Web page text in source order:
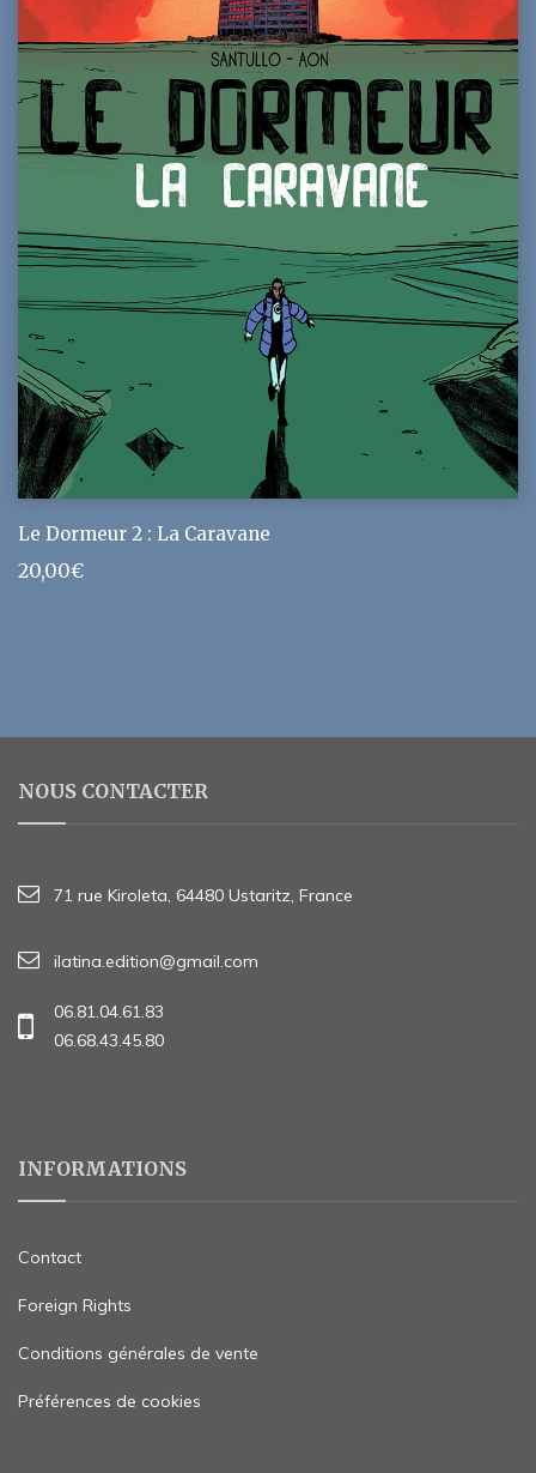
Le Dormeur 2 : La Caravane
20,00€
NOUS CONTACTER
71 rue Kiroleta, 64480 Ustaritz, France
ilatina.edition@gmail.com
06.81.04.61.83
06.68.43.45.80
INFORMATIONS
Contact
Foreign Rights
Conditions générales de vente
Préférences de cookies